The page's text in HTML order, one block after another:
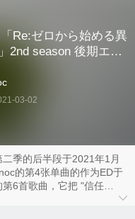
Re:ゼロから始める異
2nd season 後期エン
nonoc
03-02
季的后半段于2021年1月
的第4张单曲的作为ED于
6首歌曲，它把 "信任
达地十分细致！请尽情享